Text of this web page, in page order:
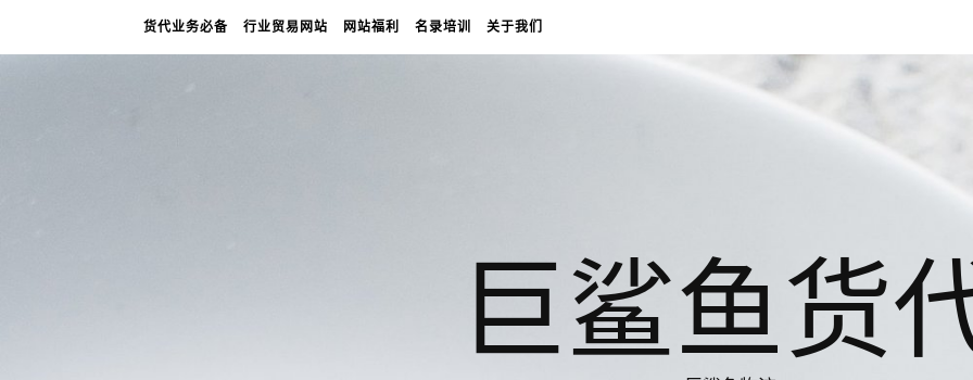
货代业务必备 行业贸易网站 网站福利 名录培训 关于我们
巨鲨鱼货